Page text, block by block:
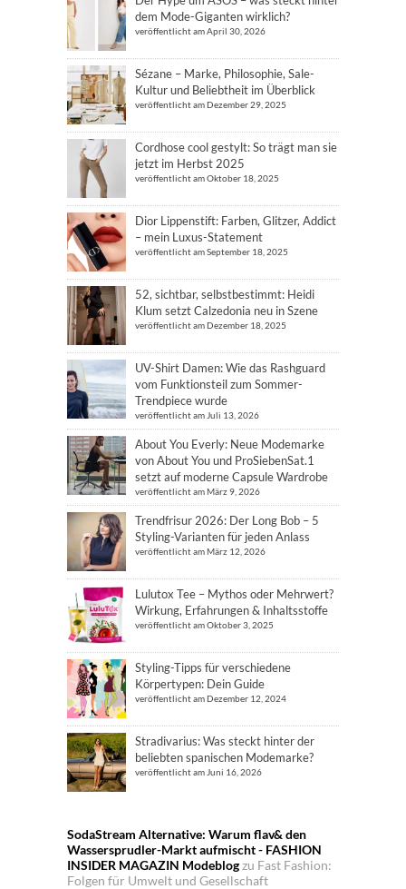
dem Mode-Giganten wirklich?
veröffentlicht am April 30, 2026
Sézane – Marke, Philosophie, Sale-
Kultur und Beliebtheit im Überblick
veröffentlicht am Dezember 29, 2025
Cordhose cool gestylt: So trägt man sie
jetzt im Herbst 2025
veröffentlicht am Oktober 18, 2025
Dior Lippenstift: Farben, Glitzer, Addict
– mein Luxus-Statement
veröffentlicht am September 18, 2025
52, sichtbar, selbstbestimmt: Heidi
Klum setzt Calzedonia neu in Szene
veröffentlicht am Dezember 18, 2025
UV-Shirt Damen: Wie das Rashguard
vom Funktionsteil zum Sommer-
Trendpiece wurde
veröffentlicht am Juli 13, 2026
About You Everly: Neue Modemarke
von About You und ProSiebenSat.1
setzt auf moderne Capsule Wardrobe
veröffentlicht am März 9, 2026
Trendfrisur 2026: Der Long Bob – 5
Styling-Varianten für jeden Anlass
veröffentlicht am März 12, 2026
Lulutox Tee – Mythos oder Mehrwert?
Wirkung, Erfahrungen & Inhaltsstoffe
veröffentlicht am Oktober 3, 2025
Styling-Tipps für verschiedene
Körpertypen: Dein Guide
veröffentlicht am Dezember 12, 2024
Stradivarius: Was steckt hinter der
beliebten spanischen Modemarke?
veröffentlicht am Juni 16, 2026
SodaStream Alternative: Warum flav& den
Wassersprudler-Markt aufmischt - FASHION
INSIDER MAGAZIN Modeblogzu Fast Fashion:
Folgen für Umwelt und Gesellschaft